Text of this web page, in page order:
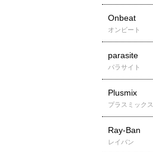
Onbeat
オンビート
parasite
パラサイト
Plusmix
プラスミックス
Ray-Ban
レイバン